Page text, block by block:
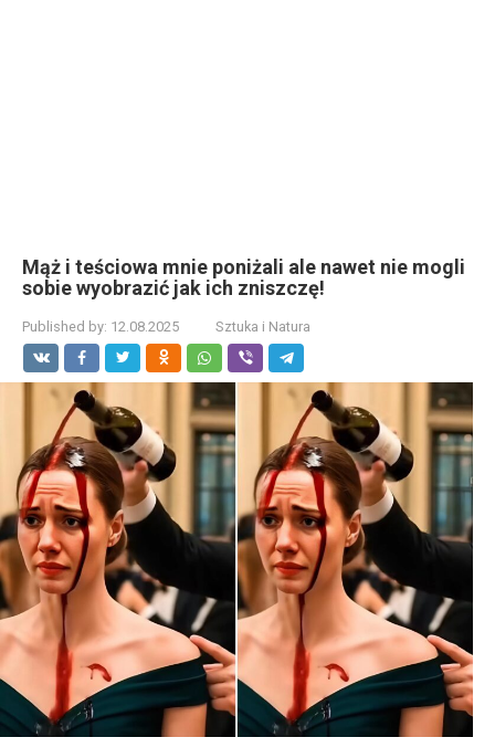
Mąż i teściowa mnie poniżali ale nawet nie mogli
sobie wyobrazić jak ich zniszczę!
Published by: 12.08.2025 Sztuka i Natura